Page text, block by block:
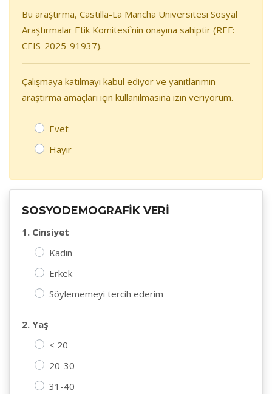
Bu araştırma, Castilla-La Mancha Üniversitesi Sosyal
Araştırmalar Etik Komitesi`nin onayına sahiptir (REF:
CEIS-2025-91937).
Çalışmaya katılmayı kabul ediyor ve yanıtlarımın
araştırma amaçları için kullanılmasına izin veriyorum.
Evet
Hayır
SOSYODEMOGRAFİK VERİ
1. Cinsiyet
Kadın
Erkek
Söylememeyi tercih ederim
2. Yaş
< 20
20-30
31-40